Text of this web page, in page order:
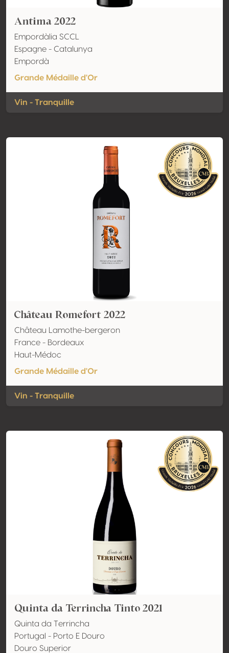
Antima 2022
Empordàlia SCCL
Espagne - Catalunya
Empordà
Grande Médaille d'Or
Vin - Tranquille
Château Romefort 2022
Château Lamothe-bergeron
France - Bordeaux
Haut-Médoc
Grande Médaille d'Or
Vin - Tranquille
Quinta da Terrincha Tinto 2021
Quinta da Terrincha
Portugal - Porto E Douro
Douro Superior